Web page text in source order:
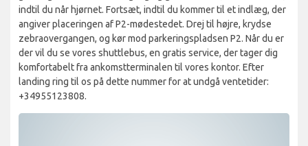
indtil du når hjørnet. Fortsæt, indtil du kommer til et indlæg, der
angiver placeringen af P2-mødestedet. Drej til højre, krydse
zebraovergangen, og kør mod parkeringspladsen P2. Når du er
der vil du se vores shuttlebus, en gratis service, der tager dig
komfortabelt fra ankomstterminalen til vores kontor. Efter
landing ring til os på dette nummer for at undgå ventetider:
+34955123808.